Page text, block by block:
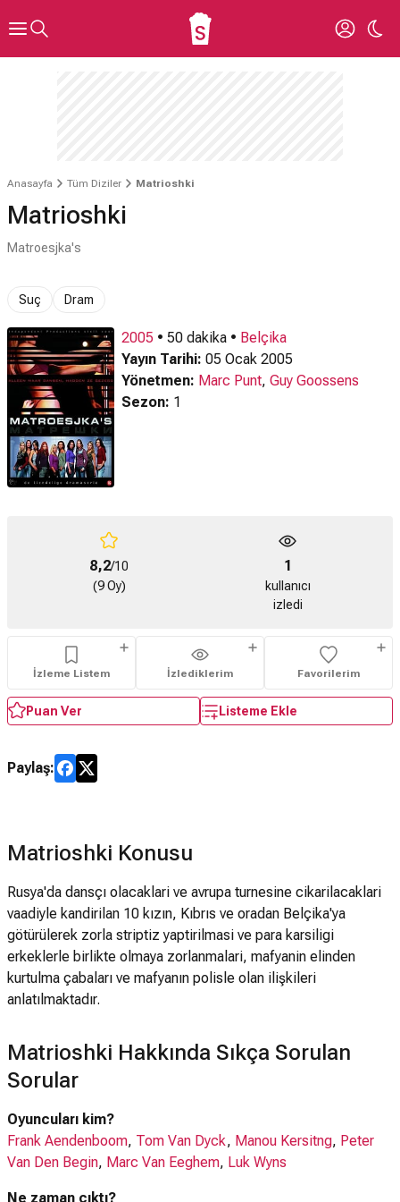
Anasayfa Tüm Diziler Matrioshki
Matrioshki
Matroesjka's
Suç Dram
2005 • 50 dakika • Belçika
Yayın Tarihi: 05 Ocak 2005
Yönetmen: Marc Punt, Guy Goossens
Sezon: 1
8,2/10
(9 Oy)
1
kullanıcı
izledi
İzleme Listem İzlediklerim Favorilerim
Puan Ver Listeme Ekle
Paylaş:
Matrioshki Konusu
Rusya'da dansçı olacaklari ve avrupa turnesine cikarilacaklari
vaadiyle kandirilan 10 kızın, Kıbrıs ve oradan Belçika'ya
götürülerek zorla striptiz yaptirilmasi ve para karsiligi
erkeklerle birlikte olmaya zorlanmalari, mafyanin elinden
kurtulma çabaları ve mafyanın polisle olan ilişkileri
anlatılmaktadır.
Matrioshki Hakkında Sıkça Sorulan
Sorular
Oyuncuları kim?
Frank Aendenboom, Tom Van Dyck, Manou Kersitng, Peter
Van Den Begin, Marc Van Eeghem, Luk Wyns
Ne zaman çıktı?